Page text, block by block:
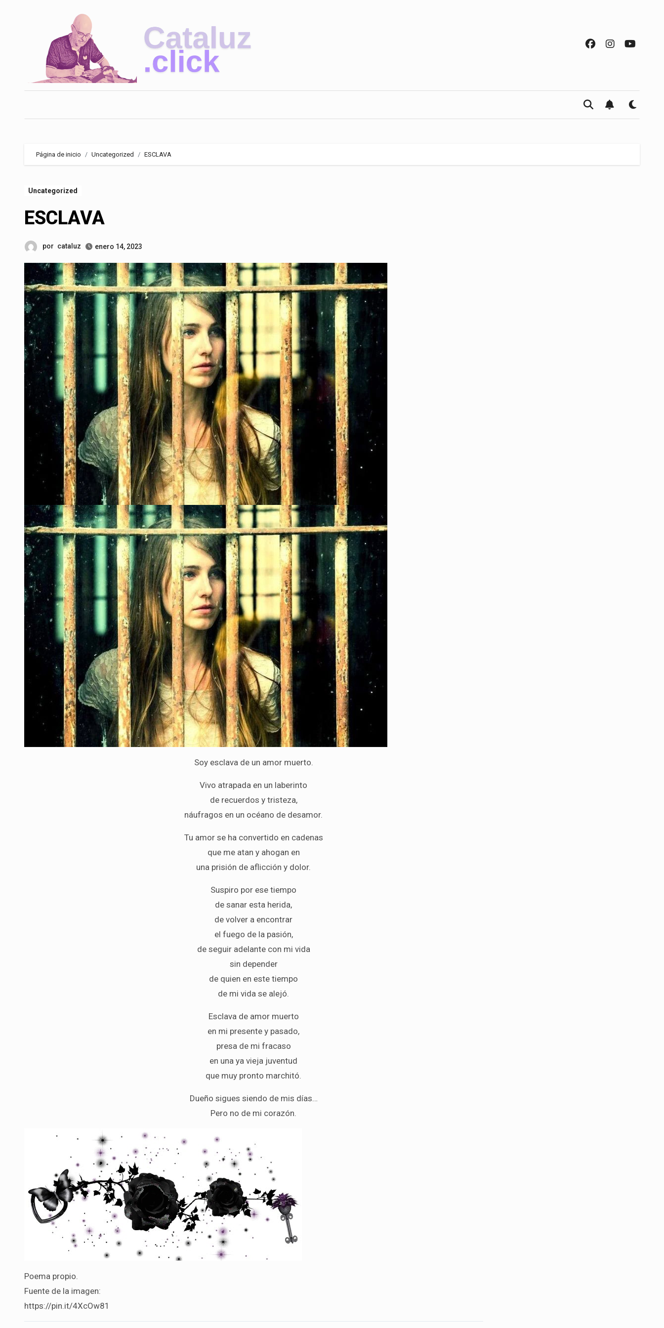
Página de inicio Uncategorized ESCLAVA
Uncategorized
ESCLAVA
por cataluz enero 14, 2023
Soy esclava de un amor muerto.
Vivo atrapada en un laberinto
de recuerdos y tristeza,
náufragos en un océano de desamor.
Tu amor se ha convertido en cadenas
que me atan y ahogan en
una prisión de aflicción y dolor.
Suspiro por ese tiempo
de sanar esta herida,
de volver a encontrar
el fuego de la pasión,
de seguir adelante con mi vida
sin depender
de quien en este tiempo
de mi vida se alejó.
Esclava de amor muerto
en mi presente y pasado,
presa de mi fracaso
en una ya vieja juventud
que muy pronto marchitó.
Dueño sigues siendo de mis días…
Pero no de mi corazón.
Poema propio.
Fuente de la imagen:
https://pin.it/4XcOw81